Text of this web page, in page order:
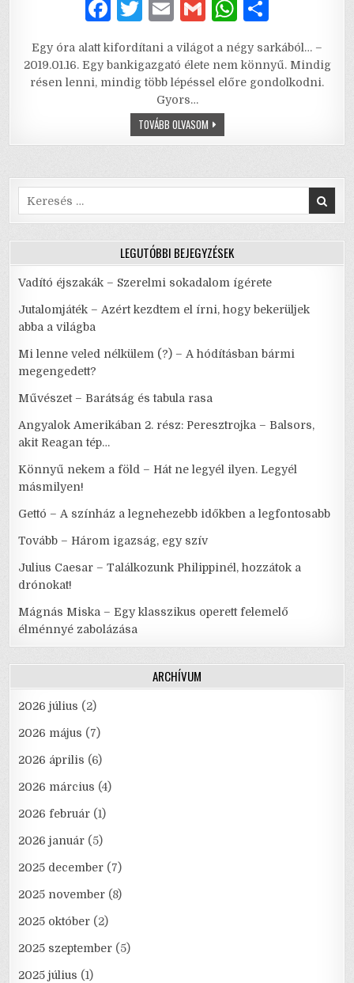
F
c
e
b
k
T
it
te
r
E
ai
l
G
ai
l
W
at
s
ar
e
Egy óra alatt kifordítani a világot a négy sarkából… –
2019.01.16. Egy bankigazgató élete nem könnyű. Mindig
résen lenni, mindig több lépéssel előre gondolkodni.
Gyors…
TOVÁBB OLVASOMEGY,
KETTŐ,
HÁROM
Search
for:
LEGUTÓBBI BEJEGYZÉSEK
Vadító éjszakák – Szerelmi sokadalom ígérete
Jutalomjáték – Azért kezdtem el írni, hogy bekerüljek
abba a világba
Mi lenne veled nélkülem (?) – A hódításban bármi
megengedett?
Művészet – Barátság és tabula rasa
Angyalok Amerikában 2. rész: Peresztrojka – Balsors,
akit Reagan tép…
Könnyű nekem a föld – Hát ne legyél ilyen. Legyél
másmilyen!
Gettó – A színház a legnehezebb időkben a legfontosabb
Tovább – Három igazság, egy szív
Julius Caesar – Találkozunk Philippinél, hozzátok a
drónokat!
Mágnás Miska – Egy klasszikus operett felemelő
élménnyé zabolázása
ARCHÍVUM
2026 július (2)
2026 május (7)
2026 április (6)
2026 március (4)
2026 február (1)
2026 január (5)
2025 december (7)
2025 november (8)
2025 október (2)
2025 szeptember (5)
2025 július (1)